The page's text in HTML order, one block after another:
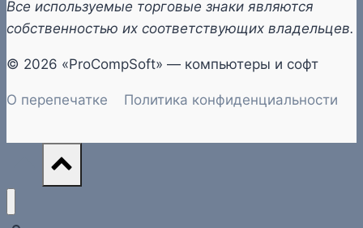
Все используемые торговые знаки являются
собственностью их соответствующих владельцев.
© 2026 «ProCompSoft» — компьютеры и софт
О перепечатке Политика конфиденциальности